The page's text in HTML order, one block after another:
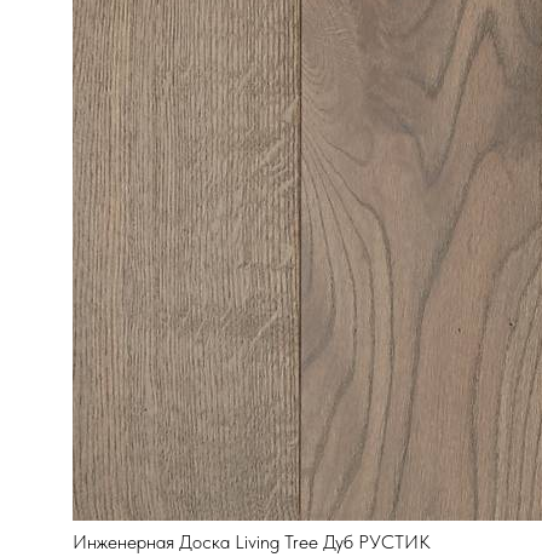
Инженерная Доска Living Tree Дуб РУСТИК